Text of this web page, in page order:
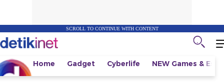
SCROLL TO CONTINUE WITH CONTENT
Home Gadget Cyberlife NEW Games &